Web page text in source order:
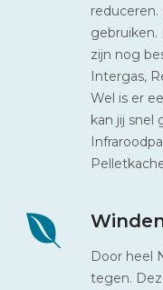
gebruiken.
zijn nog
Intergas,
Wel is er
kan jij snel
Door heel
tegen.